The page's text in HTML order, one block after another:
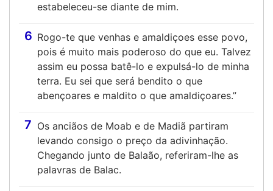
estabeleceu-se diante de mim.
6 Rogo-te que venhas e amaldiçoes esse povo,
pois é muito mais poderoso do que eu. Talvez
assim eu possa batê-lo e expulsá-lo de minha
terra. Eu sei que será bendito o que
abençoares e maldito o que amaldiçoares.”
7 Os anciãos de Moab e de Madiã partiram
levando consigo o preço da adivinhação.
Chegando junto de Balaão, referiram-lhe as
palavras de Balac.